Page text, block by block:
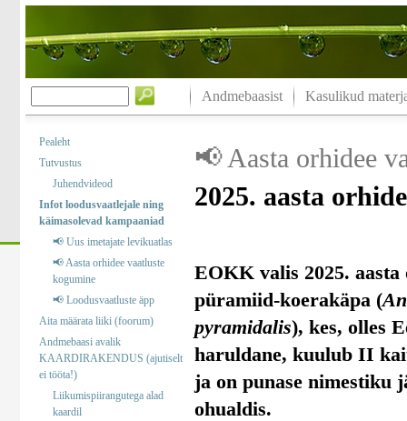
Andmebaasist Kasulikud
Pealeht
Tutvustus
Juhendvideod
Infot loodusvaatlejale ning
käimasolevad kampaaniad
📢 Uus imetajate levikuatlas
📢 Aasta orhidee vaatluste
kogumine
📢 Loodusvaatluste äpp
Aita määrata liiki (foorum)
Andmebaasi avalik
KAARDIRAKENDUS (ajutiselt
ei tööta!)
Liikumispiirangutega alad
kaardil
📢 Aasta orhidee
2025. aasta
EOKK valis 2025. aasta
püramiid-koerakäpa (
pyramidalis), kes, olles
haruldane, kuulub II
ja on punase nimestiku
ohualdis.